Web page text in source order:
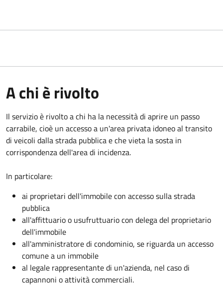
A chi è rivolto
Il servizio è rivolto a chi ha la necessità di aprire un passo
carrabile, cioè un accesso a un'area privata idoneo al transito
di veicoli dalla strada pubblica e che vieta la sosta in
corrispondenza dell'area di incidenza.
In particolare:
ai proprietari dell'immobile con accesso sulla strada
pubblica
all'affittuario o usufruttuario con delega del proprietario
dell'immobile
all'amministratore di condominio, se riguarda un accesso
comune a un immobile
al legale rappresentante di un'azienda, nel caso di
capannoni o attività commerciali.